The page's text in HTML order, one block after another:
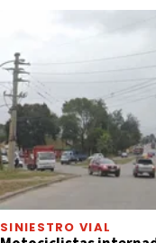
SINIESTRO VIAL